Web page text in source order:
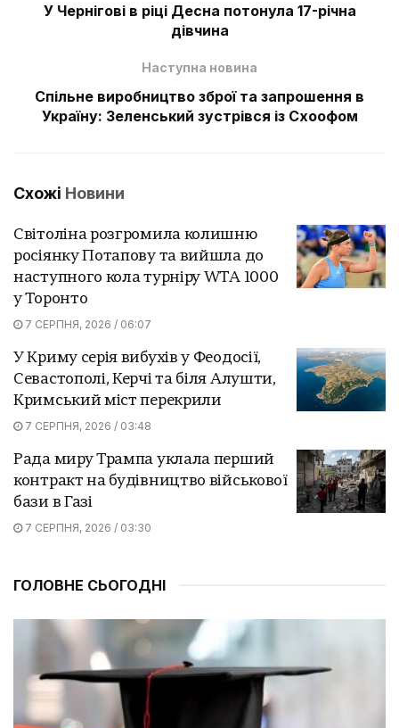
У Чернігові в ріці Десна потонула 17-річна
дівчина
Наступна новина
Спільне виробництво зброї та запрошення в
Україну: Зеленський зустрівся із Схоофом
Схожі Новини
Світоліна розгромила колишню
росіянку Потапову та вийшла до
наступного кола турніру WTA 1000
у Торонто
7 СЕРПНЯ, 2026 / 06:07
У Криму серія вибухів у Феодосії,
Севастополі, Керчі та біля Алушти,
Кримський міст перекрили
7 СЕРПНЯ, 2026 / 03:48
Рада миру Трампа уклала перший
контракт на будівництво військової
бази в Газі
7 СЕРПНЯ, 2026 / 03:30
ГОЛОВНЕ СЬОГОДНІ